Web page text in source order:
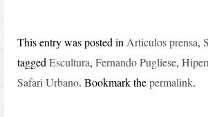
This entry was posted in Articulos prensa,
taggedEscultura,Fernando Pugliese,
Safari Urbano. Bookmark thepermalink.